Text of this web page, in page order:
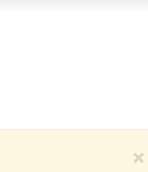
×